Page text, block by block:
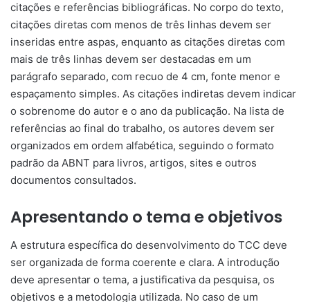
citações e referências bibliográficas. No corpo do texto,
citações diretas com menos de três linhas devem ser
inseridas entre aspas, enquanto as citações diretas com
mais de três linhas devem ser destacadas em um
parágrafo separado, com recuo de 4 cm, fonte menor e
espaçamento simples. As citações indiretas devem indicar
o sobrenome do autor e o ano da publicação. Na lista de
referências ao final do trabalho, os autores devem ser
organizados em ordem alfabética, seguindo o formato
padrão da ABNT para livros, artigos, sites e outros
documentos consultados.
Apresentando o tema e objetivos
A estrutura específica do desenvolvimento do TCC deve
ser organizada de forma coerente e clara. A introdução
deve apresentar o tema, a justificativa da pesquisa, os
objetivos e a metodologia utilizada. No caso de um